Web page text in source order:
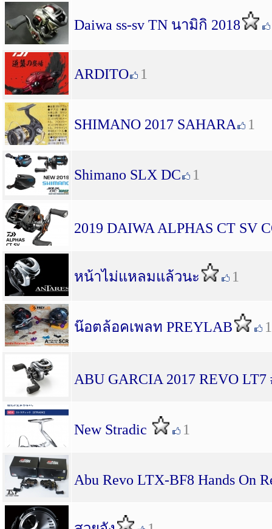
Daiwa ss-sv TN นามิกิ 2018
ARDITO 1
SHIMANO 2017 SAHARA 1
Shimano SLX DC 1
2019 DAIWA ALPHAS CT SV
หน้าไม่แหลมแล้วนะ 1
น๊อตล้อคเพลท PREYLAB 1
ABU GARCIA 2017 REVO LT7
New Stradic 1
Abu Revo LTX-BF8 Hands On